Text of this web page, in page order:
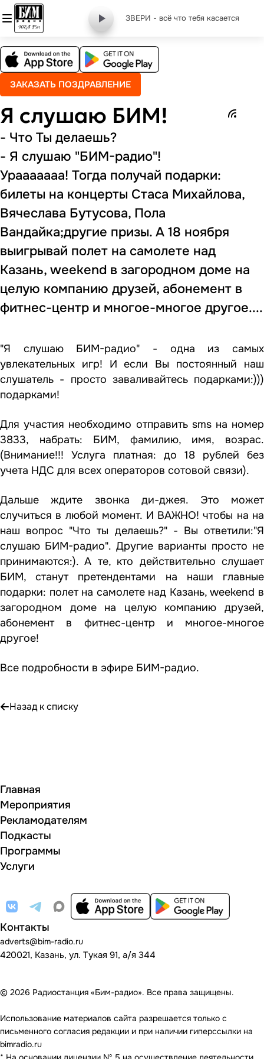
ЗВЕРИ - всё что тебя касается
ЗАКАЗАТЬ ПОЗДРАВЛЕНИЕ
Я слушаю БИМ!
- Что Ты делаешь?
- Я слушаю "БИМ-радио"!
Урааааааа! Тогда получай подарки:
билеты на концерты Стаса Михайлова,
Вячеслава Бутусова, Пола
Вандайка;другие призы. А 18 ноября
выигрывай полет на самолете над
Казань, weekend в загородном доме на
целую компанию друзей, абонемент в
фитнес-центр и многое-многое другое....
"Я слушаю БИМ-радио" - одна из самых
увлекательных игр! И если Вы постоянный наш
слушатель - просто заваливайтесь подарками:)))
подарками!
Для участия необходимо отправить sms на номер
3833, набрать: БИМ, фамилию, имя, возрас.
(Внимание!!! Услуга платная: до 18 рублей без
учета НДС для всех операторов сотовой связи).
Дальше ждите звонка ди-джея. Это может
случиться в любой момент. И ВАЖНО! чтобы на на
наш вопрос "Что ты делаешь?" - Вы ответили:"Я
слушаю БИМ-радио". Другие варианты просто не
принимаются:). А те, кто действительно слушает
БИМ, станут претендентами на наши главные
подарки: полет на самолете над Казань, weekend в
загородном доме на целую компанию друзей,
абонемент в фитнес-центр и многое-многое
другое!
Все подробности в эфире БИМ-радио.
Назад к списку
Главная
Мероприятия
Рекламодателям
Подкасты
Программы
Услуги
Контакты
adverts@bim-radio.ru
420021, Казань, ул. Тукая 91, а/я 344
© 2026 Радиостанция «Бим-радио». Все права защищены.
Использование материалов сайта разрешается только с
письменного согласия редакции и при наличии гиперссылки на
bimradio.ru